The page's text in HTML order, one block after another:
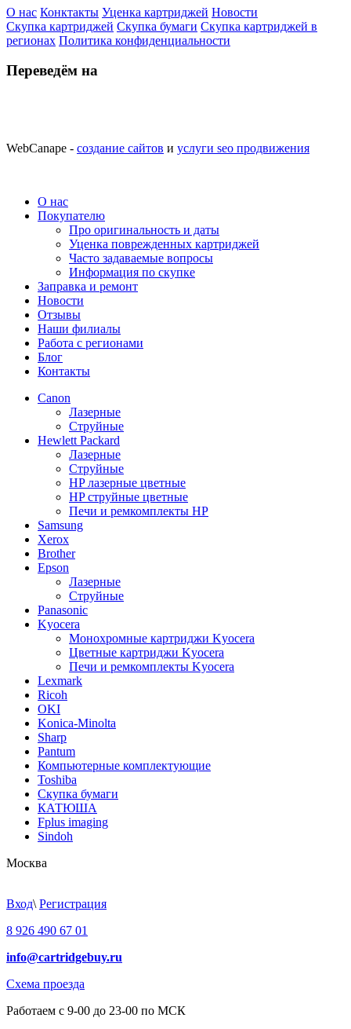
О нас Конктакты Уценка картриджей Новости
Скупка картриджей Скупка бумаги Скупка картриджей в
регионах Политика конфиденциальности
Переведём на
WebCanape - создание сайтов и услуги seo продвижения
О нас
Покупателю
Про оригинальность и даты
Уценка поврежденных картриджей
Часто задаваемые вопросы
Информация по скупке
Заправка и ремонт
Новости
Отзывы
Наши филиалы
Работа с регионами
Блог
Контакты
Canon
Лазерные
Струйные
Hewlett Packard
Лазерные
Струйные
HP лазерные цветные
HP струйные цветные
Печи и ремкомплекты HP
Samsung
Xerox
Brother
Epson
Лазерные
Струйные
Panasonic
Kyocera
Монохромные картриджи Kyocera
Цветные картриджи Kyocera
Печи и ремкомплекты Kyocera
Lexmark
Ricoh
OKI
Konica-Minolta
Sharp
Pantum
Компьютерные комплектующие
Toshiba
Скупка бумаги
КАТЮША
Fplus imaging
Sindoh
Москва
Вход\ Регистрация
8 926 490 67 01
info@cartridgebuy.ru
Схема проезда
Работаем с 9-00 до 23-00 по МСК